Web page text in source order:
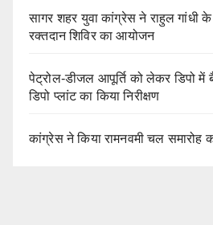
सागर शहर युवा कांग्रेस ने राहुल गांधी के
रक्तदान शिविर का आयोजन
पेट्रोल-डीजल आपूर्ति को लेकर डिपो
डिपो प्लांट का किया निरीक्षण
कांग्रेस ने किया रामनवमी चल समारोह